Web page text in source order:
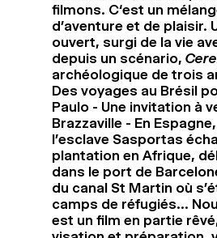
filmons. C‘est un
d’aventure et de plaisir.
ouvert, surgi de la vie
depuis un scénario,
archéologique de trois
Des voyages au Brésil
Paulo - Une invitation à
Brazzaville - En
l’esclave Sasportas
plantation en Afrique,
dans le port de
du canal St Martin où
camps de réfugiés…
est un film en partie